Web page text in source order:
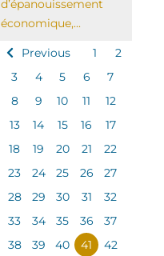
d’épanouissement
économique,...
Previous 1
2
3
4 5 6
7
8
9 10 11
12
13
14 15 16
17
18
19 20 21
22
23
24 25 26
27
28
29 30 31
32
33
34 35 36
37
38
39 40 41
42